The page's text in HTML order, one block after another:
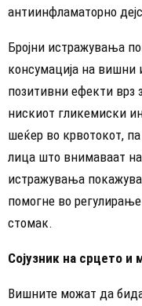
антиинфламаторно
Бројни истражувања
консумација на
позитивни ефекти врз
нискиот гликемиски
шеќер во крвотокот,
лица што внимаваат
истражувања
помогне во
стомак.
Сојузник на срцето и
Вишните можат да